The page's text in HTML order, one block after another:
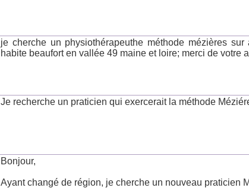
je cherche un physiothérapeuthe méthode mézières
habite beaufort en vallée 49 maine et loire; merci de votre
Je recherche un praticien qui exercerait la méthode
Bonjour,
Ayant changé de région, je cherche un nouveau praticien